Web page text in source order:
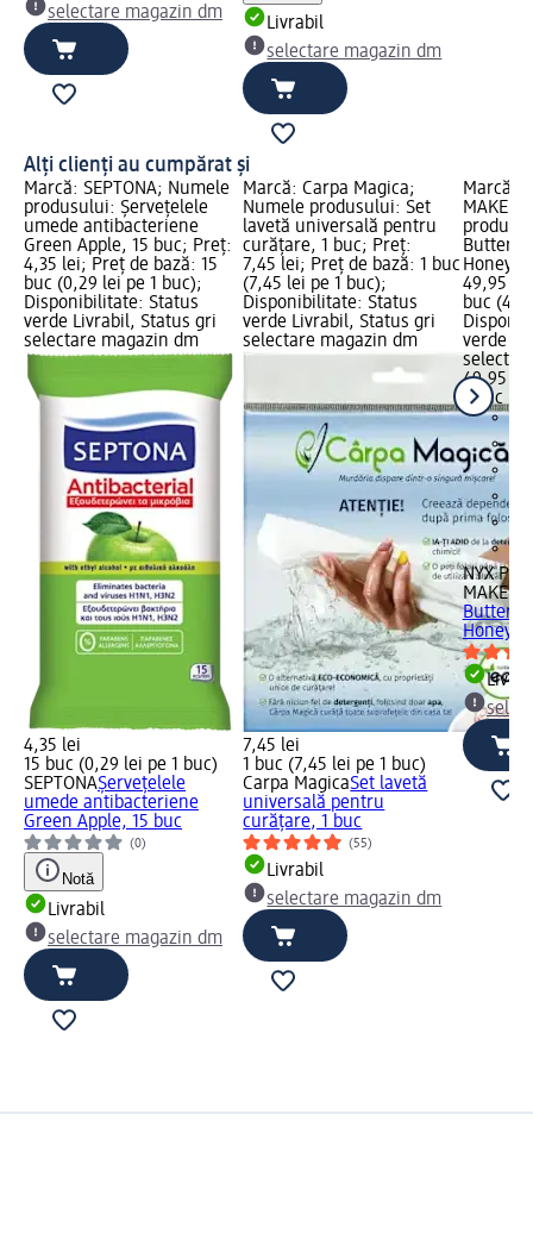
selectare magazin dm
Livrabil
selectare magazin dm
Alți clienți au cumpărat și
Marcă: SEPTONA; Numele
produsului: Șervețelele
umede antibacteriene
Green Apple, 15 buc; Preț:
4,35 lei; Preț de bază: 15
buc (0,29 lei pe 1 buc);
Disponibilitate: Status
verde Livrabil, Status gri
selectare magazin dm
4,35 lei
15 buc (0,29 lei pe 1 buc)
SEPTONAȘervețelele
umede antibacteriene
Green Apple, 15 buc
(0)
Notă
Livrabil
selectare magazin dm
Marcă: Carpa Magica;
Numele produsului: Set
lavetă universală pentru
curățare, 1 buc; Preț:
7,45 lei; Preț de bază: 1 buc
(7,45 lei pe 1 buc);
Disponibilitate: Status
verde Livrabil, Status gri
selectare magazin dm
7,45 lei
1 buc (7,45 lei pe 1 buc)
Carpa MagicaSet lavetă
universală pentru
curățare, 1 buc
(55)
Livrabil
selectare magazin dm
Marcă:
Butter
Honey,
49,95
buc
verde
49,95 lei
1 buc
NYX
MAKEUP
Butter
Honey,